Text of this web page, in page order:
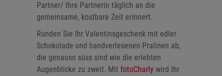
Partner/ Ihre Partnerin täglich an die
gemeinsame, kostbare Zeit erinnert.
Runden Sie Ihr Valentinsgeschenk mit edler
Schokolade und handverlesenen Pralinen ab,
die genauso süss sind wie die erlebten
Augenblicke zu zweit. Mit fotoCharly wird Ihr